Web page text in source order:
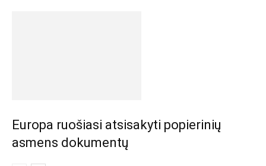
Europa ruošiasi atsisakyti popierinių
asmens dokumentų